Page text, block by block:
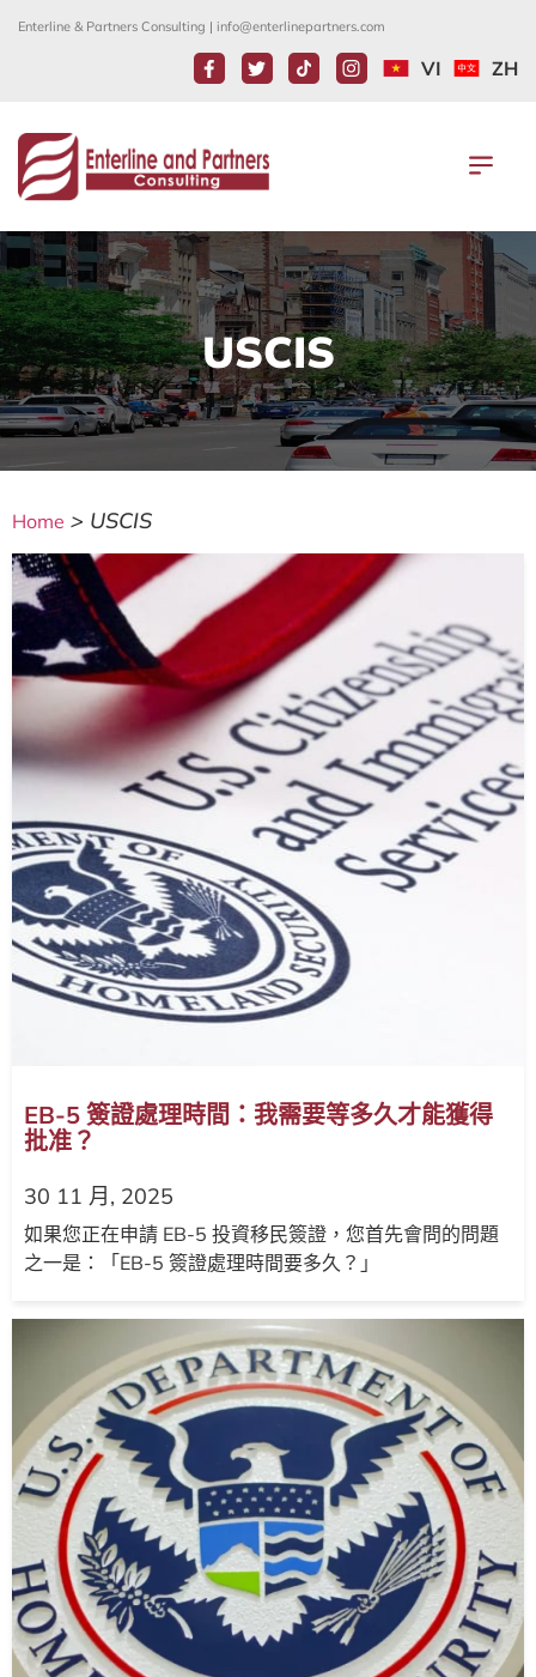
Enterline & Partners Consulting | info@enterlinepartners.com
VI ZH
USCIS
Home > USCIS
EB-5 簽證處理時間：我需要等多久才能獲得
批准？
30 11 月, 2025
如果您正在申請 EB-5 投資移民簽證，您首先會問的問題
之一是：「EB-5 簽證處理時間要多久？」